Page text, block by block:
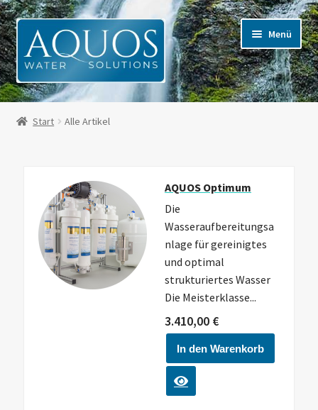
Menü
Alle Artikel
Warenkorb
Mehr Informationen
Für Kunden in der Schweiz
Start Alle Artikel
AQUOS Optimum
Die
Wasseraufbereitungsa
nlage für gereinigtes
und optimal
strukturiertes Wasser
Die Meisterklasse...
3.410,00 €
In den Warenkorb